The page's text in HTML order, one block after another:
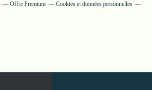
Offre Premium
Cookies et données personnelles